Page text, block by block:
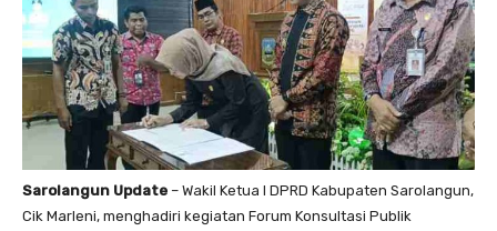
Sarolangun Update – Wakil Ketua I DPRD Kabupaten Sarolangun,
Cik Marleni, menghadiri kegiatan Forum Konsultasi Publik